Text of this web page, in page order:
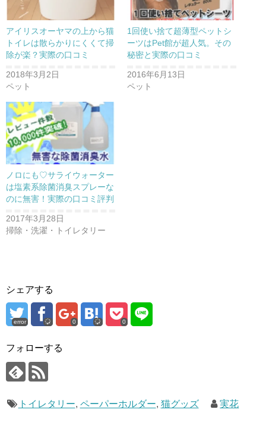
し
い
ウ
ィ
ン
ド
ウ
開
き
ま
し
て
く
だ
さ
い
新
し
ン
ウ
で
開
き
ま
す
)
アイリスオーヤマの上から猫
トイレは散らかりにくくて掃
除が楽？実際の口コミ
2018年3月2日
ペット
1回使い捨て超薄型ペットシ
ーツはPet館が超人気。その
秘密と実際の口コミ
2016年6月13日
ペット
ノロにも♡サライウォーター
は塩素系除菌消臭スプレーな
のに無害！実際の口コミ評判
2017年3月28日
掃除・洗濯・トイレタリー
シェアする
error 0 0
フォローする
トイレタリー, ペーパーホルダー, 猫グッズ 実花